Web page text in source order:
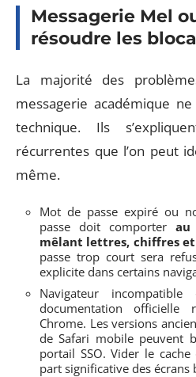
Messagerie Mel
résoudre les
La majorité des
messagerie académique
technique. Ils
récurrentes que l’on peut
même.
Mot de passe expiré ou
passe doit comporter au
mêlant lettres, chiffres
passe trop court sera
explicite dans certains
Navigateur
documentation officielle
Chrome. Les versions
de Safari mobile peuvent
portail SSO. Vider le
part significative des écrans